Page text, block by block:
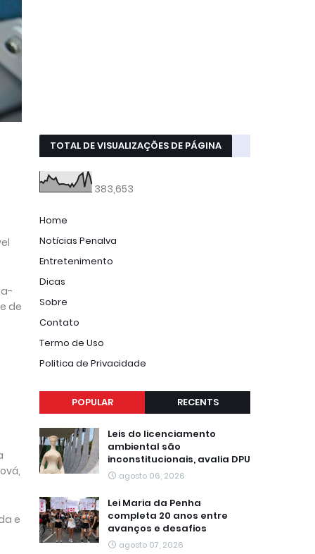
de
e
TOTAL DE VISUALIZAÇÕES DE PÁGINA
383,653
Home
Notícias Penalva
Entretenimento
Dicas
Sobre
Contato
Termo de Uso
Politica de Privacidade
POPULAR RECENTS
Leis do licenciamento
ambiental são
inconstitucionais, avalia DPU
agosto 06, 2026
Lei Maria da Penha
completa 20 anos entre
avanços e desafios
agosto 07, 2026